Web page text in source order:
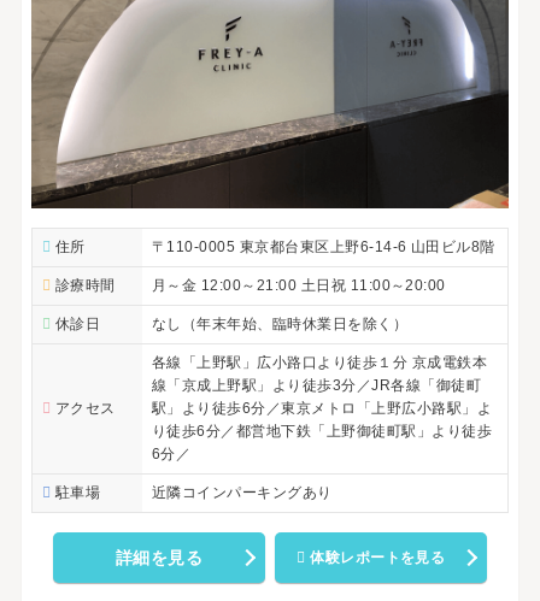
住所 〒110-0005 東京都台東区上野6-14-6 山田ビル8階
診療時間 月～金 12:00～21:00 土日祝 11:00～20:00
休診日 なし（年末年始、臨時休業日を除く）
アクセス
各線「上野駅」広小路口より徒歩１分 京成電鉄本
線「京成上野駅」より徒歩3分／JR各線「御徒町
駅」より徒歩6分／東京メトロ「上野広小路駅」よ
り徒歩6分／都営地下鉄「上野御徒町駅」より徒歩
6分／
駐車場 近隣コインパーキングあり
詳細を見る 体験レポートを見る